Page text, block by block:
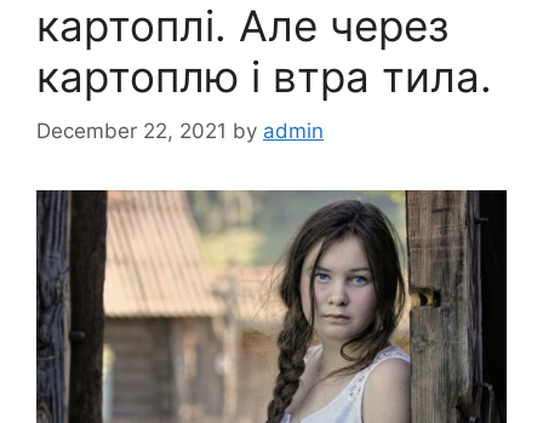
картоплі. Але через
картоплю і втра тила.
December 22, 2021 by admin